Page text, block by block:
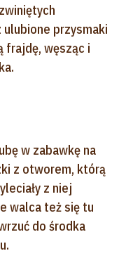
przysmaki
frajdę, węsząc i
w zabawkę na
z otworem, którą
z niej
walca też się tu
do środka